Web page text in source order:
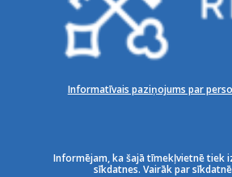
Informatīvais paziņojums par
Informējam, ka šajā tīmekļvietnē tiek
sīkdatnes. Vairāk par